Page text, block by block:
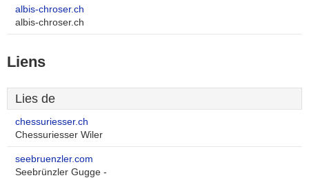
albis-chroser.ch
albis-chroser.ch
Liens
Lies de
chessuriesser.ch
Chessuriesser Wiler
seebruenzler.com
Seebrünzler Gugge -